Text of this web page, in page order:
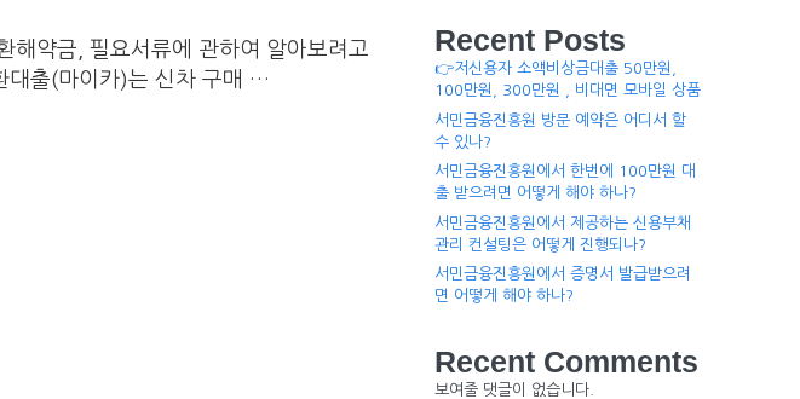
해약금, 필요서류에 관하여 알아보려고
대출(마이카)는 신차 구매 …
Recent Posts
👉저신용자 소액비상금대출 50만원,
100만원, 300만원 , 비대면 모바일 상품
서민금융진흥원 방문 예약은 어디서 할
수 있나?
서민금융진흥원에서 한번에 100만원 대
출 받으려면 어떻게 해야 하나?
서민금융진흥원에서 제공하는 신용부채
관리 컨설팅은 어떻게 진행되나?
서민금융진흥원에서 증명서 발급받으려
면 어떻게 해야 하나?
Recent Comments
보여줄 댓글이 없습니다.